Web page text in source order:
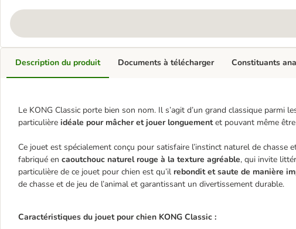
Description du produit
Le KONG Classic porte bien son nom. Il s’agit d’un grand classique parmi
particulière idéale pour mâcher et jouer longuementet pouvant même
Ce jouet est spécialement conçu pour satisfaire l’instinct naturel de chasse
fabriqué en caoutchouc naturel rouge à la texture agréable, qui invite
particulière de ce jouet pour chien est qu’il rebondit et saute de manière
de chasse et de jeu de l’animal et garantissant un divertissement durable.
Caractéristiques du jouet pour chien KONG Classic :
Documents à télécharger Constituants